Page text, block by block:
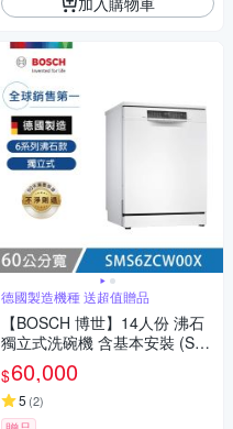
德國製造機種 送超值贈品
【BOSCH 博世】14人份 沸石
獨立式洗碗機 含基本安裝 (SM
S6ZCW00X)
$60,000
5 (2)